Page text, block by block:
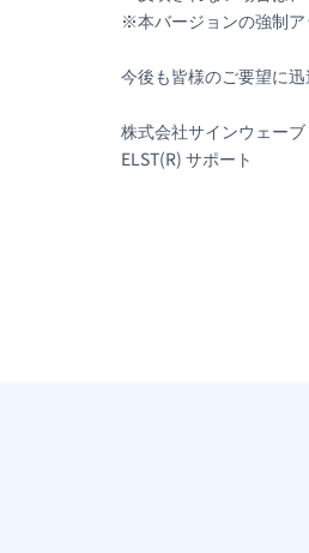
※本バージョンの強制ア
今後も皆様のご要望に
株式会社サインウェーブ
ELST(R) サポート